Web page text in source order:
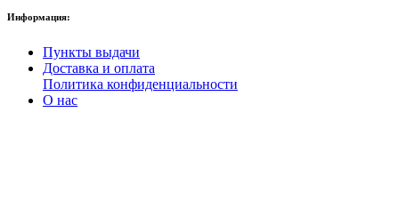
Информация:
Пункты выдачи
Доставка и оплата
Политика конфиденциальности
О нас